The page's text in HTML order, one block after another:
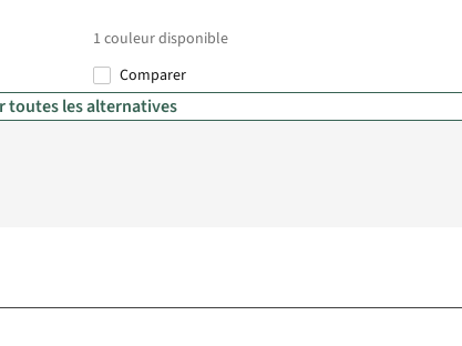
1 couleur disponible
Comparer
toutes les alternatives